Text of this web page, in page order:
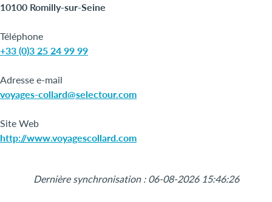
10100 Romilly-sur-Seine
Téléphone
+33 (0)3 25 24 99 99
Adresse e-mail
voyages-collard@selectour.com
Site Web
http://www.voyagescollard.com
Dernière synchronisation : 06-08-2026 15:46:26